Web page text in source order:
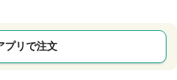
プリで注文